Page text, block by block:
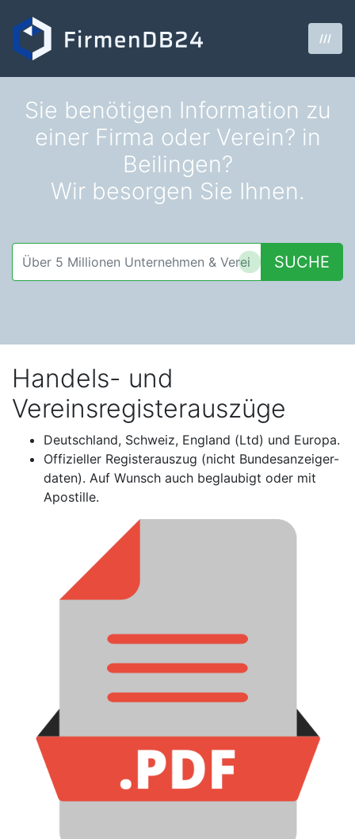
///
Sie benötigen Information zu
einer Firma oder Verein? in
Beilingen?
Wir besorgen Sie Ihnen.
SUCHE
Handels- und
Vereinsregisterauszüge
Deutschland, Schweiz, England (Ltd) und Europa.
Offizieller Registerauszug (nicht Bundesanzeiger-
daten). Auf Wunsch auch beglaubigt oder mit
Apostille.